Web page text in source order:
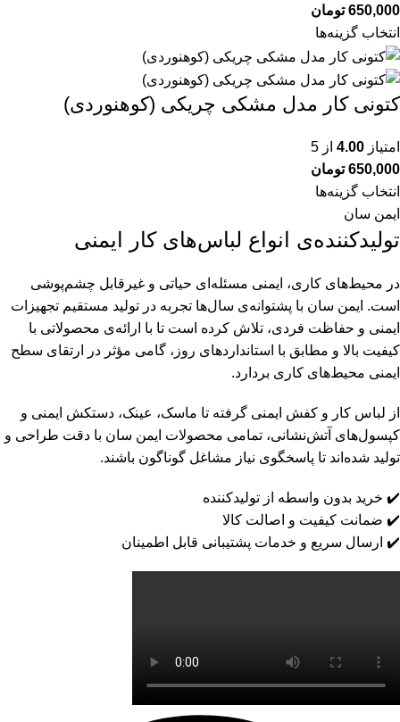
650,000 تومان
انتخاب گزینه‌ها
کتونی کار مدل مشکی چریکی (کوهنوردی)
امتیاز 4.00 از 5
650,000 تومان
انتخاب گزینه‌ها
ایمن سان
تولیدکننده‌ی انواع لباس‌های کار ایمنی
در محیط‌های کاری، ایمنی مسئله‌ای حیاتی و غیرقابل چشم‌پوشی
است. ایمن سان با پشتوانه‌ی سال‌ها تجربه در تولید مستقیم تجهیزات
ایمنی و حفاظت فردی، تلاش کرده است تا با ارائه‌ی محصولاتی با
کیفیت بالا و مطابق با استانداردهای روز، گامی مؤثر در ارتقای سطح
ایمنی محیط‌های کاری بردارد.
از لباس کار و کفش ایمنی گرفته تا ماسک، عینک، دستکش ایمنی و
کپسول‌های آتش‌نشانی، تمامی محصولات ایمن سان با دقت طراحی و
تولید شده‌اند تا پاسخگوی نیاز مشاغل گوناگون باشند.
✔️ خرید بدون واسطه از تولیدکننده
✔️ ضمانت کیفیت و اصالت کالا
✔️ ارسال سریع و خدمات پشتیبانی قابل اطمینان